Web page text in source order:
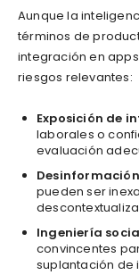
Aunque la
términos de
integración en
riesgos relevantes:
Exposición de
laborales o
evaluación
pueden ser
Ingeniería
convincentes
suplantación de